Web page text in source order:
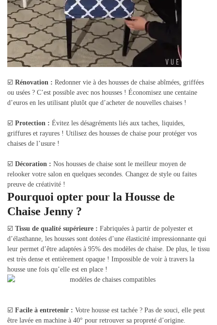
☑️ Rénovation : Redonner vie à des housses de chaise abîmées, griffées
ou usées ? C’est possible avec nos housses ! Économisez une centaine
d’euros en les utilisant plutôt que d’acheter de nouvelles chaises !
☑️ Protection : Évitez les désagréments liés aux taches, liquides,
griffures et rayures ! Utilisez des housses de chaise pour protéger vos
chaises de l’usure !
☑️ Décoration : Nos housses de chaise sont le meilleur moyen de
relooker votre salon en quelques secondes. Changez de style ou faites
preuve de créativité !
Pourquoi opter pour la Housse de
Chaise Jenny ?
☑️ Tissu de qualité supérieure : Fabriquées à partir de polyester et
d’élasthanne, les housses sont dotées d’une élasticité impressionnante qui
leur permet d’être adaptées à 95% des modèles de chaise. De plus, le tissu
est très dense et entièrement opaque ! Impossible de voir à travers la
housse une fois qu’elle est en place !
☑️ Facile à entretenir : Votre housse est tachée ? Pas de souci, elle peut
être lavée en machine à 40° pour retrouver sa propreté d’origine.